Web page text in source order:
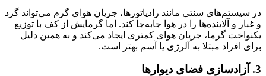
در سیستم‌های سنتی مانند رادیاتورها، جریان هوای گرم می‌تواند گرد
و غبار و آلاینده‌ها را در هوا جابه‌جا کند. اما گرمایش از کف با توزیع
یکنواخت گرما، جریان هوای کمتری ایجاد می‌کند و به همین دلیل
برای افراد مبتلا به آلرژی یا آسم بهتر است.
3. آزادسازی فضای دیوارها